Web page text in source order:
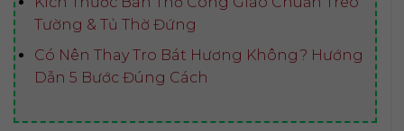
Tường & Tủ Thờ Đứng
Có Nên Thay Tro Bát Hương Không? Hướng
Dẫn 5 Bước Đúng Cách